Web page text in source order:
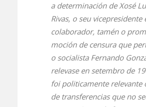
a determinación de Xosé
Rivas, o seu vicepresidente
colaborador, tamén o
moción de censura que
o socialista Fernando
relevase en setembro de
foi politicamente relevante
de transferencias que no